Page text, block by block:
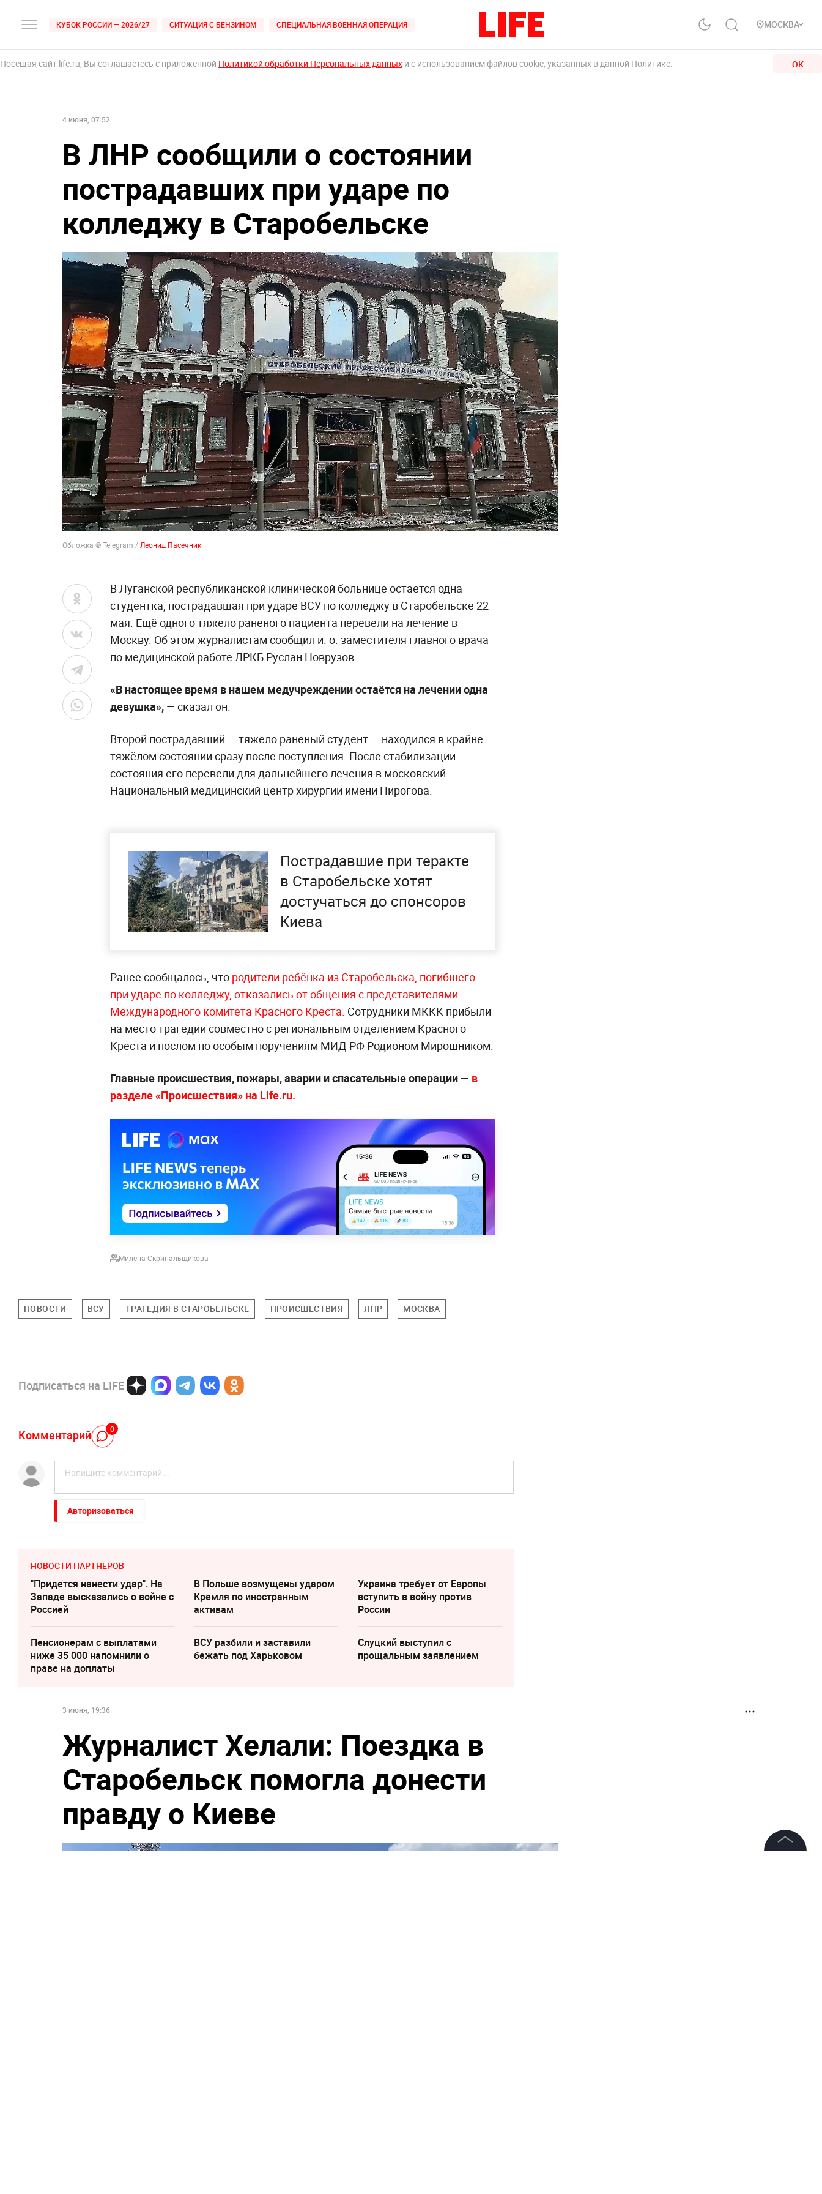
КУБОК РОССИИ — 2026/27 СИТУАЦИЯ С БЕНЗИНОМ СПЕЦИАЛЬНАЯ ВОЕННАЯ ОПЕРАЦИЯ МОСКВА
Посещая сайт life.ru, Вы соглашаетесь с приложенной Политикой обработки Персональных данных и с использованием файлов cookie, указанных в данной Политике. ОК
4 июня, 07:52
В ЛНР сообщили о состоянии
пострадавших при ударе по
колледжу в Старобельске
Обложка © Telegram / Леонид Пасечник
В Луганской республиканской клинической больнице остаётся одна
студентка, пострадавшая при ударе ВСУ по колледжу в Старобельске 22
мая. Ещё одного тяжело раненого пациента перевели на лечение в
Москву. Об этом журналистам сообщил и. о. заместителя главного врача
по медицинской работе ЛРКБ Руслан Новрузов.
«В настоящее время в нашем медучреждении остаётся на лечении одна
девушка», — сказал он.
Второй пострадавший — тяжело раненый студент — находился в крайне
тяжёлом состоянии сразу после поступления. После стабилизации
состояния его перевели для дальнейшего лечения в московский
Национальный медицинский центр хирургии имени Пирогова.
Пострадавшие при теракте
в Старобельске хотят
достучаться до спонсоров
Киева
Ранее сообщалось, что родители ребёнка из Старобельска, погибшего
при ударе по колледжу, отказались от общения с представителями
Международного комитета Красного Креста. Сотрудники МККК прибыли
на место трагедии совместно с региональным отделением Красного
Креста и послом по особым поручениям МИД РФ Родионом Мирошником.
Главные происшествия, пожары, аварии и спасательные операции — в
разделе «Происшествия» на Life.ru.
Милена Скрипальщикова
НОВОСТИ ВСУ ТРАГЕДИЯ В СТАРОБЕЛЬСКЕ ПРОИСШЕСТВИЯ ЛНР МОСКВА
Подписаться на LIFE
Комментарий 0
Авторизоваться
НОВОСТИ ПАРТНЕРОВ
"Придется нанести удар". На
Западе высказались о войне с
Россией
В Польше возмущены ударом
Кремля по иностранным
активам
Украина требует от Европы
вступить в войну против
России
Пенсионерам с выплатами
ниже 35 000 напомнили о
праве на доплаты
ВСУ разбили и заставили
бежать под Харьковом
Слуцкий выступил с
прощальным заявлением
3 июня, 19:36
Журналист Хелали: Поездка в
Старобельск помогла донести
правду о Киеве